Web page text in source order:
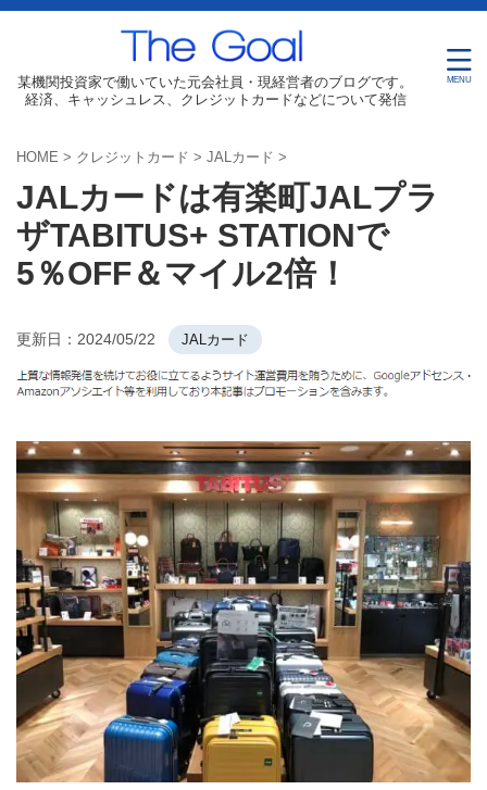
某機関投資家で働いていた元会社員・現経営者のブログです。
経済、キャッシュレス、クレジットカードなどについて発信
HOME > クレジットカード > JALカード >
JALカードは有楽町JALプラ
ザTABITUS+ STATIONで
5％OFF＆マイル2倍！
更新日： 2024/05/22 JALカード